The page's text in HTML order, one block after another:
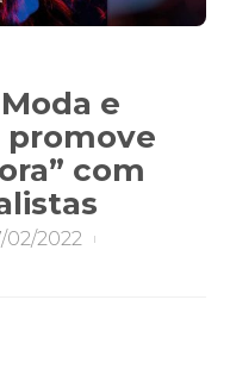
e
promove
com
02/2022